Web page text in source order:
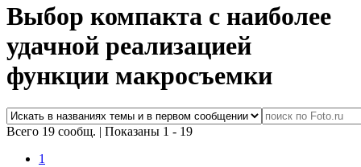
Выбор компакта с наиболее
удачной реализацией
функции макросъемки
Всего 19 сообщ. | Показаны 1 - 19
1